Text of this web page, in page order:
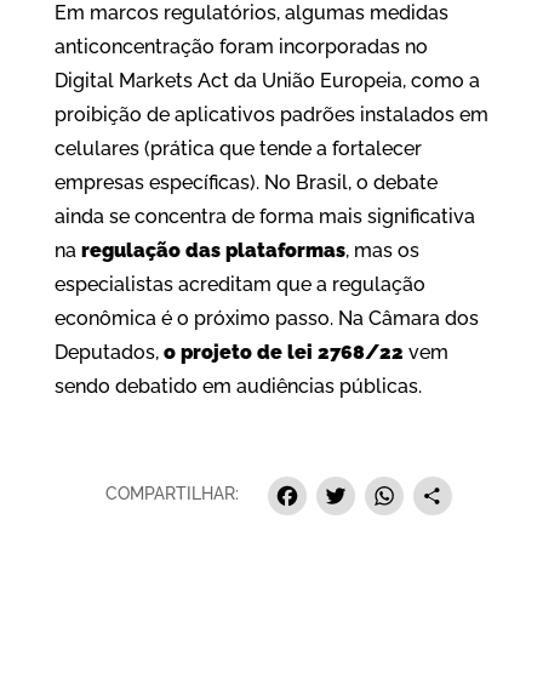
Em marcos regulatórios, algumas medidas
anticoncentração foram incorporadas no
Digital Markets Act da União Europeia, como a
proibição de aplicativos padrões instalados em
celulares (prática que tende a fortalecer
empresas específicas). No Brasil, o debate
ainda se concentra de forma mais significativa
na regulação das plataformas, mas os
especialistas acreditam que a regulação
econômica é o próximo passo. Na Câmara dos
Deputados, o projeto de lei 2768/22 vem
sendo debatido em audiências públicas.
COMPARTILHAR: Facebook
Twitter